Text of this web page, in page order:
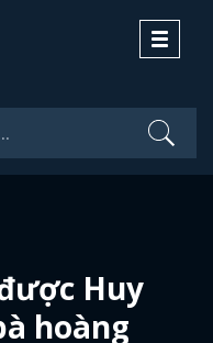
Toggle
Huy
hoàng